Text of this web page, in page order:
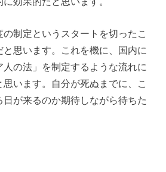
制定というスタートを切ったこ
思います。これを機に、国内に
の法」を制定するような流れに
います。自分が死ぬまでに、こ
が来るのか期待しながら待ちた